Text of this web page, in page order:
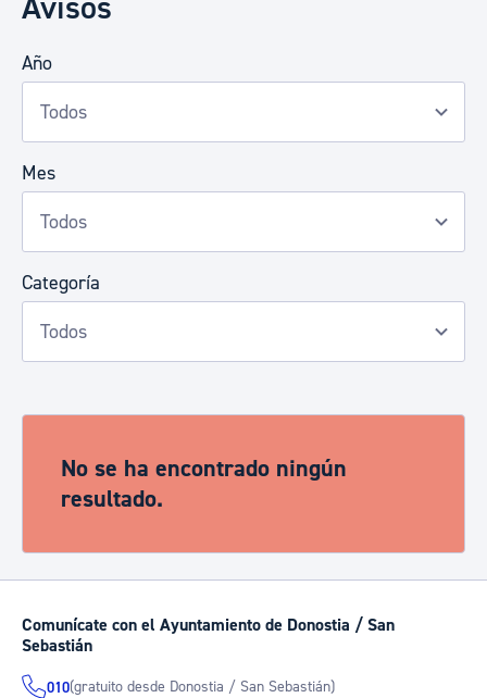
Año
Mes
Categoría
No se ha encontrado ningún
resultado.
Comunícate con el Ayuntamiento de Donostia / San
Sebastián
010(gratuito desde Donostia / San Sebastián)